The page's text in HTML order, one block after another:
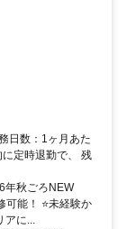
日数：1ヶ月あた
定時退勤で、 残
年秋ごろNEW
可能！ ⭐未経験か
アに...